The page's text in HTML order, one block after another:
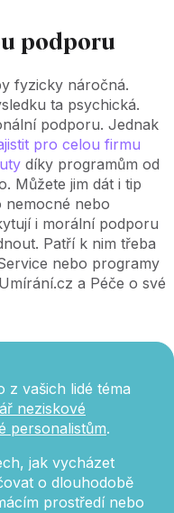
podporu
fyzicky náročná.
ta psychická.
podporu. Jednak
pro celou firmu
díky programům od
Můžete jim dát i tip
nemocné nebo
i morální podporu
Patří k nim třeba
nebo programy
a Péče o své
z vašich lidé téma
neziskové
personalistům.
jak vycházet
o dlouhodobě
prostředí nebo